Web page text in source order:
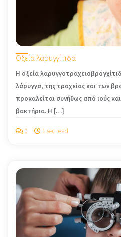
Οξεία λαρυγγίτιδα
Η οξεία
λάρυγγα, της τραχείας και των
προκαλείται συνήθως από ιούς
βακτήρια. Η […]
0 1 sec read